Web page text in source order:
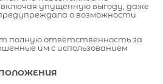
упущенную выгоду, даже
о возможности
полную ответственность за
им с использованием